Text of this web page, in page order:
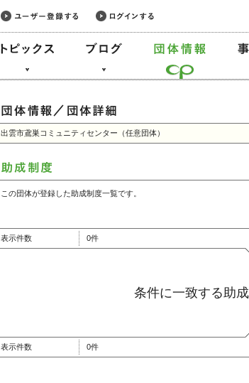
出雲市鳶巣コミュニティセンター（任意団体）
この団体が登録した助成制度一覧です。
表示件数 0件
条件に一致する助
表示件数 0件